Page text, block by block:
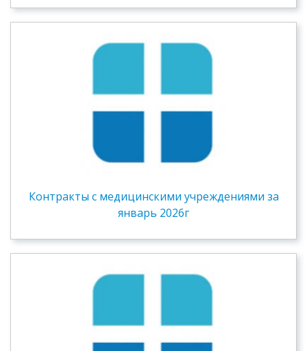
Контракты c медицинскими учреждениями за
январь 2026г